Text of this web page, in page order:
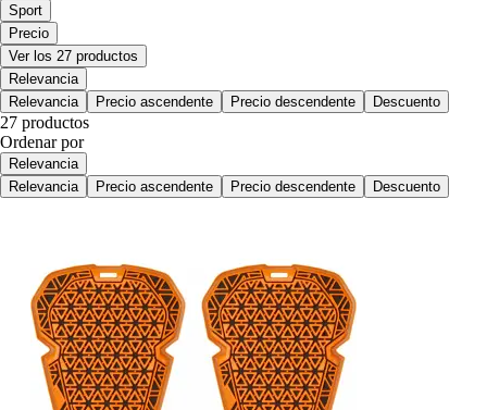
Sport
Precio
Ver los 27 productos
Relevancia
Relevancia
Precio ascendente Precio descendente Descuento
27 productos
Ordenar por
Relevancia
Relevancia
Precio ascendente Precio descendente Descuento